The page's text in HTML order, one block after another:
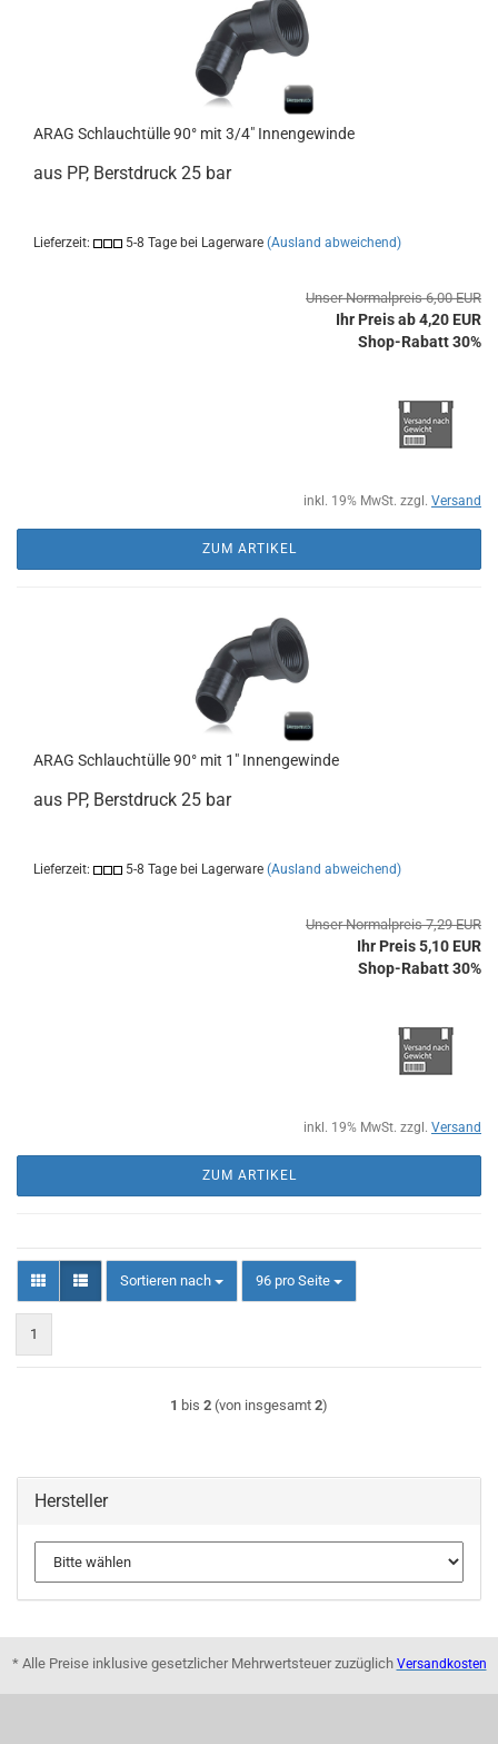
ARAG Schlauchtülle 90° mit 3/4" Innengewinde
aus PP, Berstdruck 25 bar
Lieferzeit: 5-8 Tage bei Lagerware (Ausland abweichend)
Unser Normalpreis 6,00 EUR
Ihr Preis ab 4,20 EUR
Shop-Rabatt 30%
inkl. 19% MwSt. zzgl. Versand
ZUM ARTIKEL
ARAG Schlauchtülle 90° mit 1" Innengewinde
aus PP, Berstdruck 25 bar
Lieferzeit: 5-8 Tage bei Lagerware (Ausland abweichend)
Unser Normalpreis 7,29 EUR
Ihr Preis 5,10 EUR
Shop-Rabatt 30%
inkl. 19% MwSt. zzgl. Versand
ZUM ARTIKEL
Sortieren nach
Sortieren nach 96 pro Seite
pro Seite
1
1 bis 2 (von insgesamt 2)
Hersteller
* Alle Preise inklusive gesetzlicher Mehrwertsteuer zuzüglich Versandkosten